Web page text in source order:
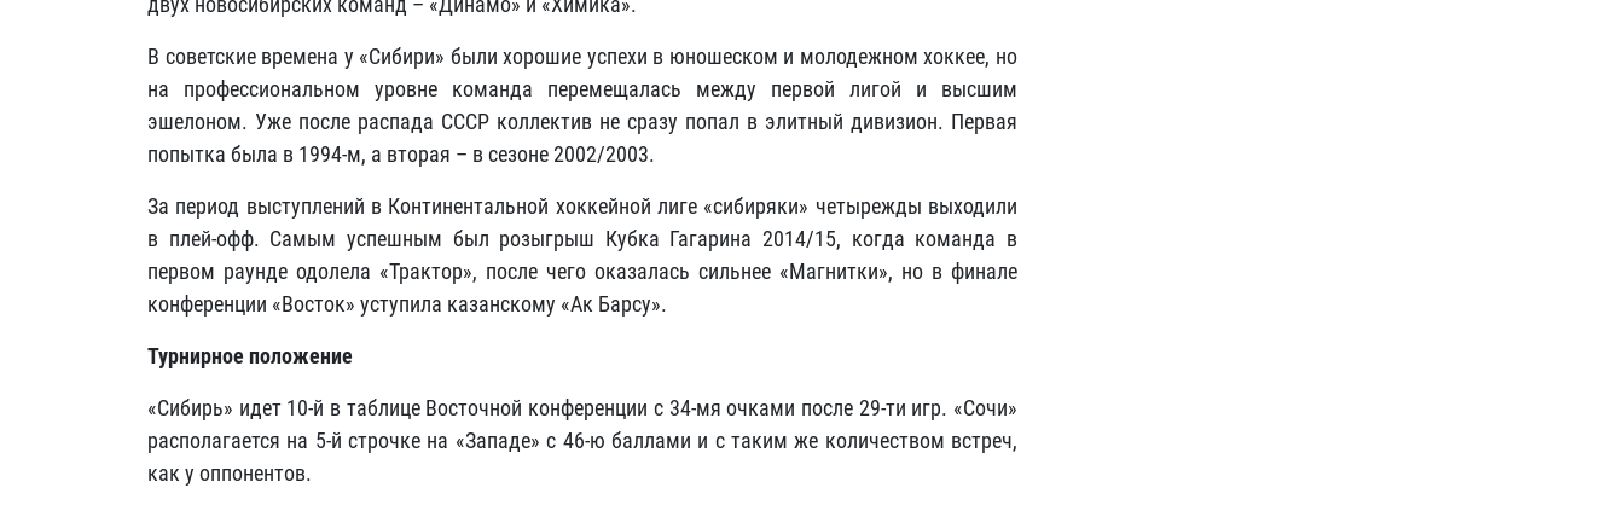
В советские времена у «Сибири» были хорошие успехи в юношеском и молодежном хоккее, но
на профессиональном уровне команда перемещалась между первой лигой и высшим
эшелоном. Уже после распада СССР коллектив не сразу попал в элитный дивизион. Первая
попытка была в 1994-м, а вторая – в сезоне 2002/2003.
За период выступлений в Континентальной хоккейной лиге «сибиряки» четырежды выходили
в плей-офф. Самым успешным был розыгрыш Кубка Гагарина 2014/15, когда команда в
первом раунде одолела «Трактор», после чего оказалась сильнее «Магнитки», но в финале
конференции «Восток» уступила казанскому «Ак Барсу».
Турнирное положение
«Сибирь» идет 10-й в таблице Восточной конференции с 34-мя очками после 29-ти игр. «Сочи»
располагается на 5-й строчке на «Западе» с 46-ю баллами и с таким же количеством встреч,
как у оппонентов.